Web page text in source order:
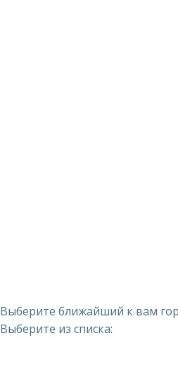
Выберите ближайший к вам
Выберите из списка: